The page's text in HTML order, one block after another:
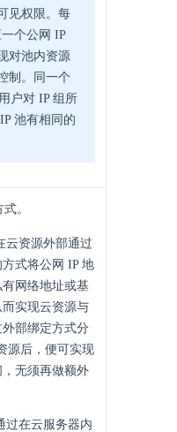
见权限。每
个公网 IP
对池内资源
制。同一个
户对 IP 组所
池有相同的
。
云资源外部通过
式将公网 IP 地
网络地址或基
实现云资源与
部绑定方式分
源后，便可实现
无须再做额外
过在云服务器内